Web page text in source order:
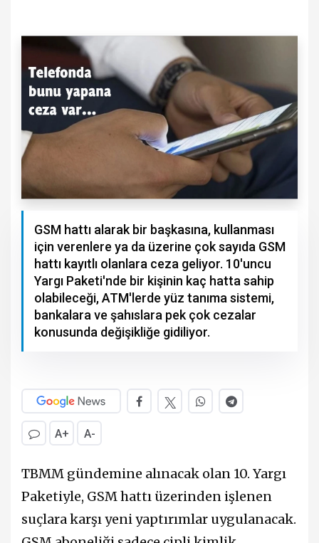
GSM hattı alarak bir başkasına, kullanması
için verenlere ya da üzerine çok sayıda GSM
hattı kayıtlı olanlara ceza geliyor. 10'uncu
Yargı Paketi'nde bir kişinin kaç hatta sahip
olabileceği, ATM'lerde yüz tanıma sistemi,
bankalara ve şahıslara pek çok cezalar
konusunda değişikliğe gidiliyor.
A+ A-
TBMM gündemine alınacak olan 10. Yargı
Paketiyle, GSM hattı üzerinden işlenen
suçlara karşı yeni yaptırımlar uygulanacak.